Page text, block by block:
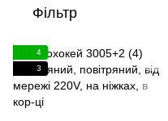
Фільтр
4
3